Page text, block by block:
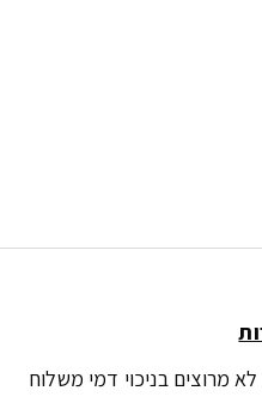
מרוצים בניכוי דמי משלוח